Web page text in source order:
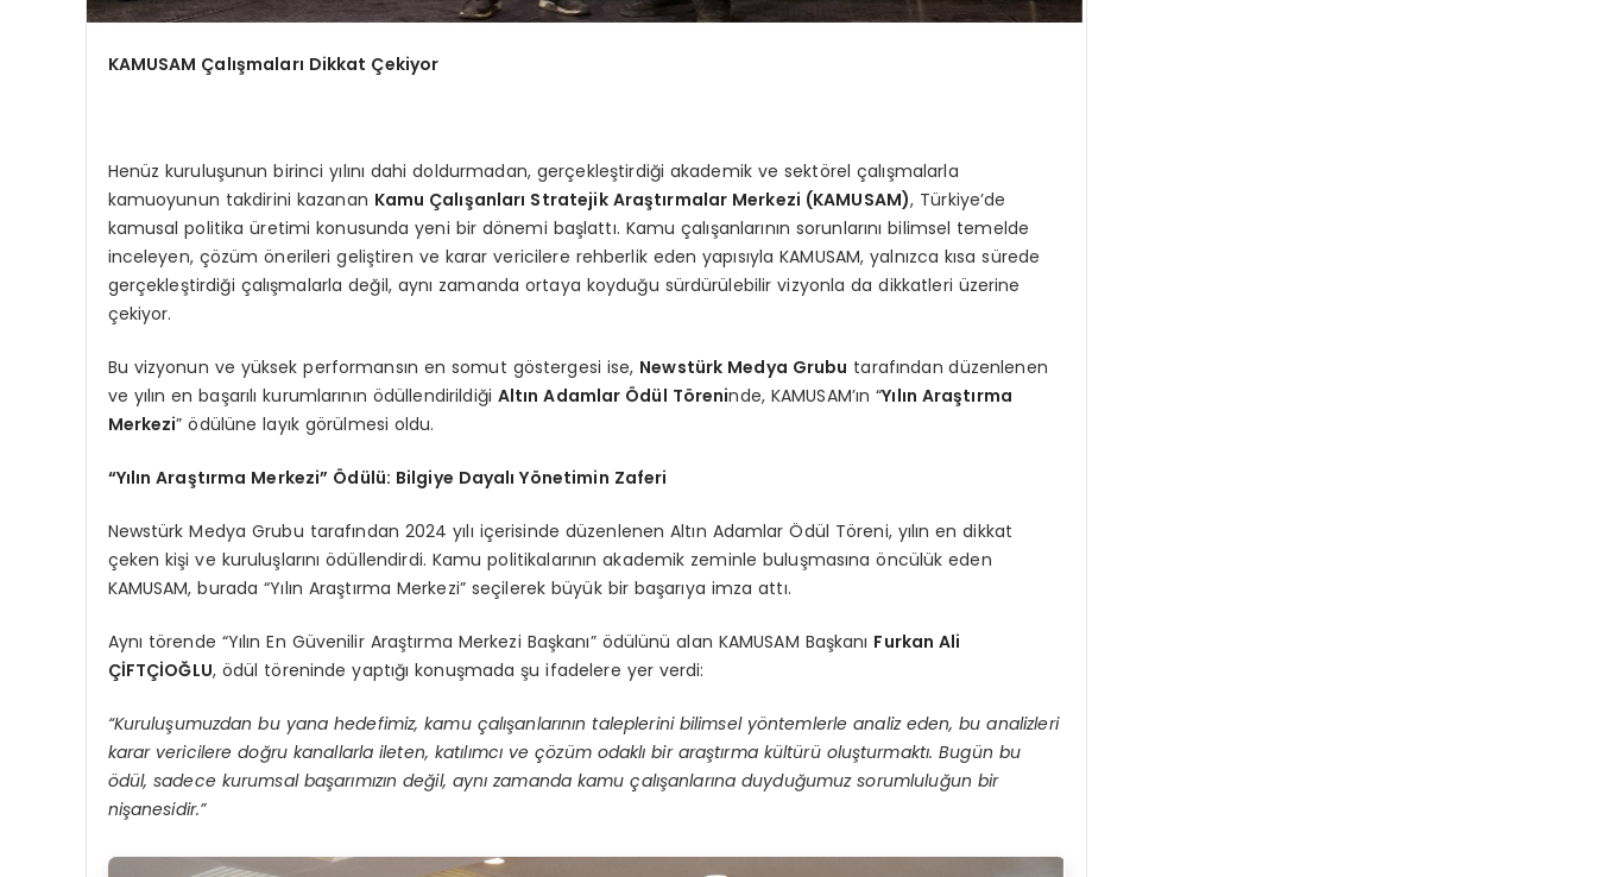
KAMUSAM Çalışmaları Dikkat Çekiyor
Henüz kuruluşunun birinci yılını dahi doldurmadan, gerçekleştirdiği akademik ve sektörel çalışmalarla
kamuoyunun takdirini kazanan Kamu Çalışanları Stratejik Araştırmalar Merkezi (KAMUSAM), Türkiye’de
kamusal politika üretimi konusunda yeni bir dönemi başlattı. Kamu çalışanlarının sorunlarını bilimsel temelde
inceleyen, çözüm önerileri geliştiren ve karar vericilere rehberlik eden yapısıyla KAMUSAM, yalnızca kısa sürede
gerçekleştirdiği çalışmalarla değil, aynı zamanda ortaya koyduğu sürdürülebilir vizyonla da dikkatleri üzerine
çekiyor.
Bu vizyonun ve yüksek performansın en somut göstergesi ise, Newstürk Medya Grubu tarafından düzenlenen
ve yılın en başarılı kurumlarının ödüllendirildiği Altın Adamlar Ödül Töreninde, KAMUSAM’ın “Yılın Araştırma
Merkezi” ödülüne layık görülmesi oldu.
“Yılın Araştırma Merkezi” Ödülü: Bilgiye Dayalı Yönetimin Zaferi
Newstürk Medya Grubu tarafından 2024 yılı içerisinde düzenlenen Altın Adamlar Ödül Töreni, yılın en dikkat
çeken kişi ve kuruluşlarını ödüllendirdi. Kamu politikalarının akademik zeminle buluşmasına öncülük eden
KAMUSAM, burada “Yılın Araştırma Merkezi” seçilerek büyük bir başarıya imza attı.
Aynı törende “Yılın En Güvenilir Araştırma Merkezi Başkanı” ödülünü alan KAMUSAM Başkanı Furkan Ali
ÇİFTÇİOĞLU, ödül töreninde yaptığı konuşmada şu ifadelere yer verdi:
“Kuruluşumuzdan bu yana hedefimiz, kamu çalışanlarının taleplerini bilimsel yöntemlerle analiz eden, bu analizleri
karar vericilere doğru kanallarla ileten, katılımcı ve çözüm odaklı bir araştırma kültürü oluşturmaktı. Bugün bu
ödül, sadece kurumsal başarımızın değil, aynı zamanda kamu çalışanlarına duyduğumuz sorumluluğun bir
nişanesidir.”